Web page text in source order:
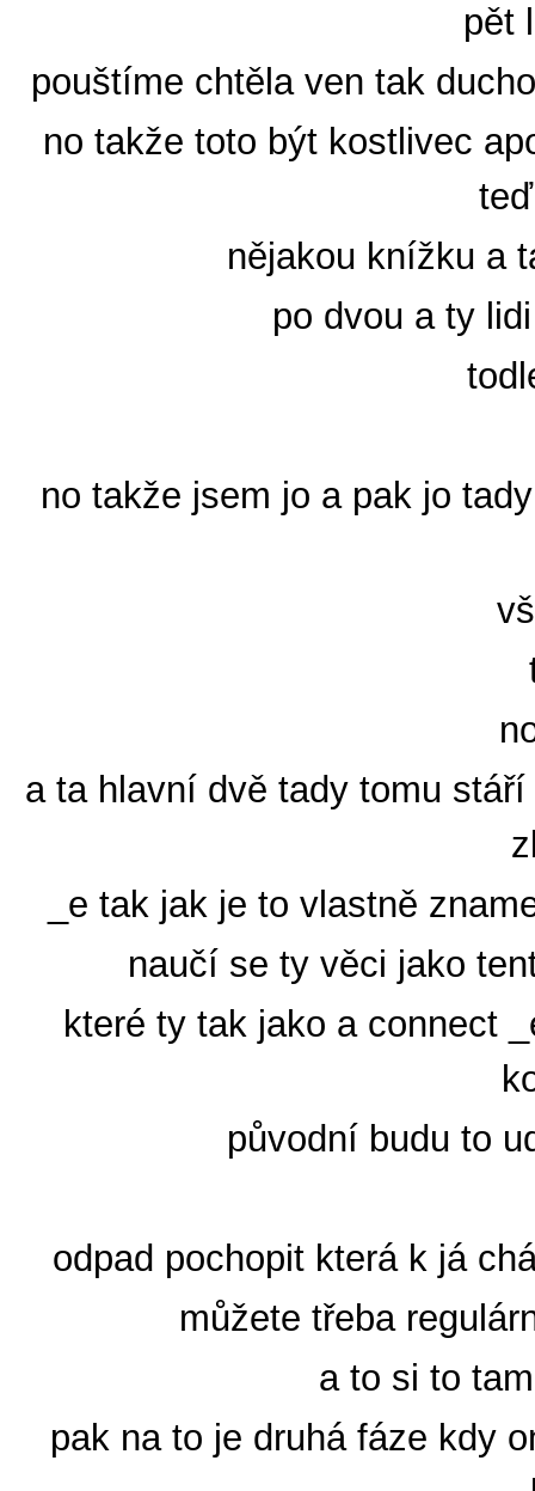
pět
pouštíme chtěla ven tak
no takže toto být kostlivec
nějakou knížku a
po dvou a ty
no takže jsem jo a pak jo
a ta hlavní dvě tady tomu
_e tak jak je to vlastně
naučí se ty věci jako
které ty tak jako a connect
původní budu to
odpad pochopit která k já
můžete třeba
a to si to
pak na to je druhá fáze kdy